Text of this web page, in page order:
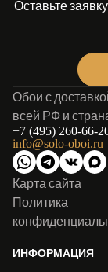
Оставьте
Обои с
всей РФ и
+7 (495) 260-66-
info@solo-oboi.ru
Карта сайта
Политика
ИНФОРМАЦИЯ